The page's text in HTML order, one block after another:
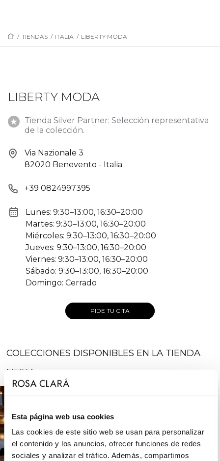
Esta página web usa cookies
Las cookies de este sitio web se usan para personalizar
el contenido y los anuncios, ofrecer funciones de redes
sociales y analizar el tráfico. Además, compartimos
/ TIENDAS / ITALIA / LIBERTY MODA
LIBERTY MODA
Tienda Silver Partner: Selección representativa
de la colección.
Via Nazionale 3
82020 Benevento - Italia
+39 0824997395
Lunes: 9:30–13:00, 16:30–20:00
Martes: 9:30–13:00, 16:30–20:00
Miércoles: 9:30–13:00, 16:30–20:00
Jueves: 9:30–13:00, 16:30–20:00
Viernes: 9:30–13:00, 16:30–20:00
Sábado: 9:30–13:00, 16:30–20:00
Domingo: Cerrado
PIDE TU CITA
COLECCIONES DISPONIBLES EN LA TIENDA
FIESTA